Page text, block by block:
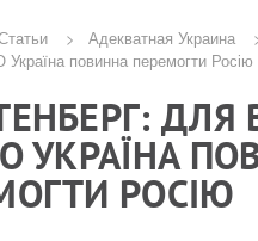
Адекватная Украина
повинна перемогти Росію
ДЛЯ
УКРАЇНА
РОСІЮ